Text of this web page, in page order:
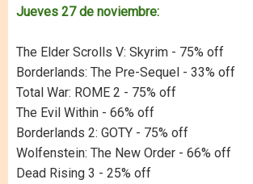
Jueves 27 de noviembre:
The Elder Scrolls V: Skyrim - 75% off
Borderlands: The Pre-Sequel - 33% off
Total War: ROME 2 - 75% off
The Evil Within - 66% off
Borderlands 2: GOTY - 75% off
Wolfenstein: The New Order - 66% off
Dead Rising 3 - 25% off